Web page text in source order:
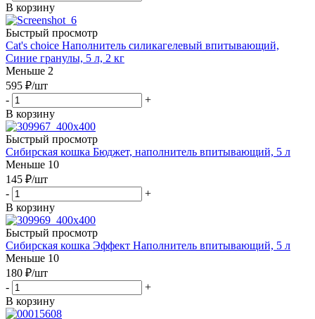
В корзину
Быстрый просмотр
Cat's choice Наполнитель силикагелевый впитывающий,
Синие гранулы, 5 л, 2 кг
Меньше 2
595 ₽/шт
-
+
В корзину
Быстрый просмотр
Сибирская кошка Бюджет, наполнитель впитывающий, 5 л
Меньше 10
145 ₽/шт
-
+
В корзину
Быстрый просмотр
Сибирская кошка Эффект Наполнитель впитывающий, 5 л
Меньше 10
180 ₽/шт
-
+
В корзину